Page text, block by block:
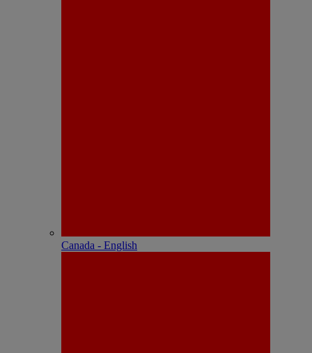
Canada - English